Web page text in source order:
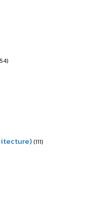
(111)